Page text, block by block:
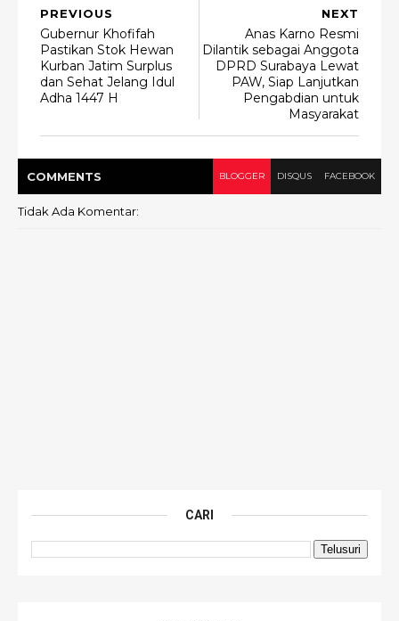
NEXT
Anas Karno Resmi
Dilantik sebagai Anggota
DPRD Surabaya Lewat
PAW, Siap Lanjutkan
Pengabdian untuk
Masyarakat
PREVIOUS
Gubernur Khofifah
Pastikan Stok Hewan
Kurban Jatim Surplus
dan Sehat Jelang Idul
Adha 1447 H
COMMENTS BLOGGER DISQUS FACEBOOK
Tidak Ada Komentar:
CARI